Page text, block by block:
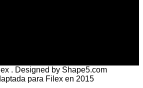
. Designed by Shape5.com
para Filex en 2015